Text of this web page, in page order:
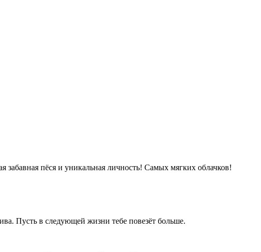
пёся и уникальная личность! Самых мягких облачков!
Пусть в следующей жизни тебе повезёт больше.